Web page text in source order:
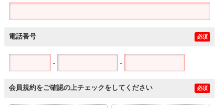
電話番号 必須
- -
会員規約をご確認の上チェックをしてください 必須